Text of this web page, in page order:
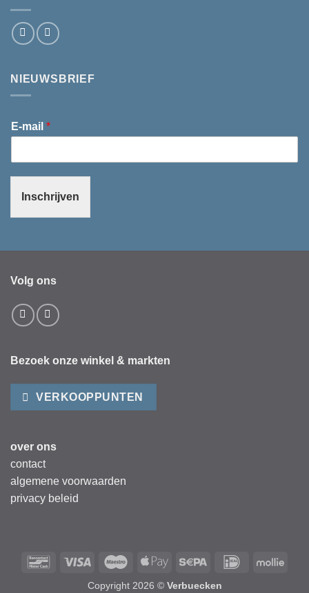
NIEUWSBRIEF
E-mail *
Inschrijven
Volg ons
Bezoek onze winkel & markten
VERKOOPPUNTEN
over ons
contact
algemene voorwaarden
privacy beleid
BancontactVisa Maestro Apple
Sepa IDeal Mollie
Copyright 2026 © Verbuecken